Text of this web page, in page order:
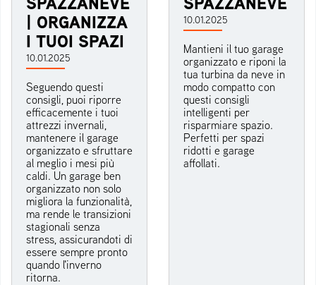
| ORGANIZZA
I TUOI SPAZI
10.01.2025
Seguendo questi
consigli, puoi riporre
efficacemente i tuoi
attrezzi invernali,
mantenere il garage
organizzato e sfruttare
al meglio i mesi più
caldi. Un garage ben
organizzato non solo
migliora la funzionalità,
ma rende le transizioni
stagionali senza
stress, assicurandoti di
essere sempre pronto
quando l'inverno
ritorna.
10.01.2025
Mantieni il tuo garage
organizzato e riponi la
tua turbina da neve in
modo compatto con
questi consigli
intelligenti per
risparmiare spazio.
Perfetti per spazi
ridotti e garage
affollati.